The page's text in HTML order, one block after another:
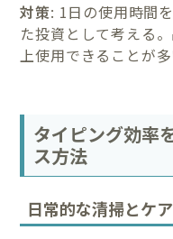
対策: 1日の使用時間
た投資として考える
上使用できることが多
タイピング効率
ス方法
日常的な清掃とケア